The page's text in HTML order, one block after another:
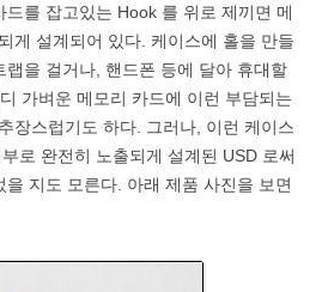
를 잡고있는 Hook 를 위로 제끼면 메
게 설계되어 있다. 케이스에 홀을 만들
랩을 걸거나, 핸드폰 등에 달아 휴대할
가벼운 메모리 카드에 이런 부담되는
장스럽기도 하다. 그러나, 이런 케이스
로 완전히 노출되게 설계된 USD 로써
지도 모른다. 아래 제품 사진을 보면